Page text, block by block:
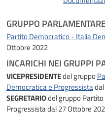
GRUPPO
Partito Democratico - Italia
Ottobre 2022
INCARICHI NEI GRUPPI
VICEPRESIDENTEdel gruppo
Democratica e Progressista
SEGRETARIOdel gruppo
Progressistadal 27 Ottobre